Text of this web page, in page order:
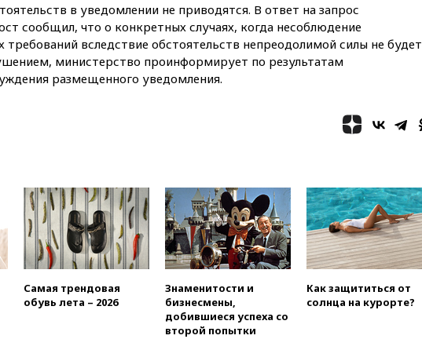
обмена криптовалюты в
«Москве-Сити»
Минтранс предлагает
тратить средства дорожных
Хакеры нашли
документы об ударах ВСУ по
09:49
WSJ: Трамп «сходит с
ума» из-за сообщений в СМИ
об истощении боеприпасов у
США
09:36
Исландия и Черногория
в 2028 году могут войти в
состав Евросоюза
Пашинян сообщил о
приверженности Армении
в уведомлении не приводятся. В ответ на запрос
сообщил, что о конкретных случаях, когда несоблюдение
вследствие обстоятельств непреодолимой силы не будет
министерство проинформирует по результатам
размещенного уведомления.
Самая трендовая
обувь лета – 2026
Знаменитости и
бизнесмены,
добившиеся успеха со
второй попытки
Как защититься от
солнца на курорте?